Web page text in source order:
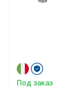
Под заказ